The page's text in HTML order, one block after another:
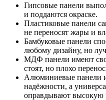
Гипсовые панели
и поддаются окраске.
Пластиковые панели
не переносят жары и
Бамбуковые панели
любому дизайну, но
МДФ панели имеют
стоят, но плохо
Алюминиевые панели
надёжности, а
оправдывают высокую